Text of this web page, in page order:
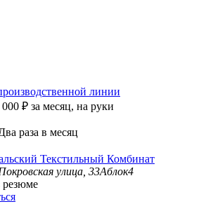
линии
000 ₽ за месяц, на руки
раза в месяц
Текстильный Комбинат
улица, 33Аблок4